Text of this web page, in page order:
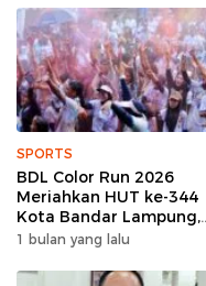
SPORTS
BDL Color Run 2026
Meriahkan HUT ke-344
Kota Bandar Lampung,
Wujud Semangat Sehat
1 bulan yang lalu